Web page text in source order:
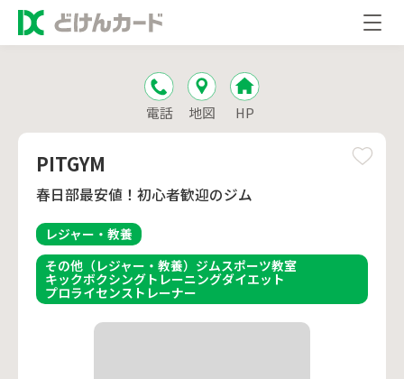
電話 地図 HP
PITGYM
春日部最安値！初心者歓迎のジム
レジャー・教養
その他（レジャー・教養） ジムスポーツ教室
キックボクシング トレーニングダイエット
プロライセンス トレーナー